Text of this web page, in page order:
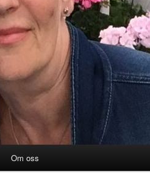
Om oss